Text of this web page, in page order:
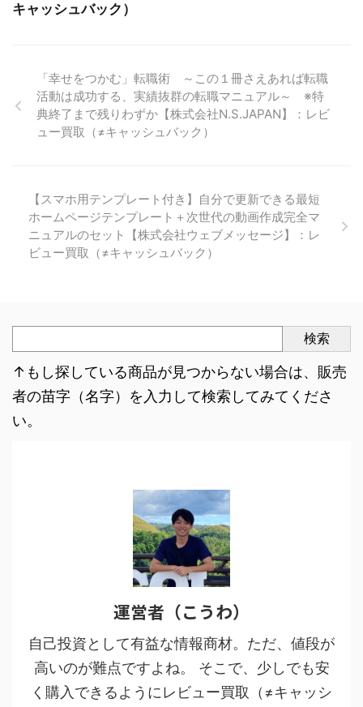
キャッシュバック）
「幸せをつかむ」転職術 ～この１冊さえあれば転職
活動は成功する、実績抜群の転職マニュアル～ ※特
典終了まで残りわずか【株式会社N.S.JAPAN】：レビ
ュー買取（≠キャッシュバック）
【スマホ用テンプレート付き】自分で更新できる最短
ホームページテンプレート＋次世代の動画作成完全マ
ニュアルのセット【株式会社ウェブメッセージ】：レ
ビュー買取（≠キャッシュバック）
検索
↑もし探している商品が見つからない場合は、販売
者の苗字（名字）を入力して検索してみてくださ
い。
運営者（こうわ）
自己投資として有益な情報商材。ただ、値段が
高いのが難点ですよね。 そこで、少しでも安
く購入できるようにレビュー買取（≠キャッシ